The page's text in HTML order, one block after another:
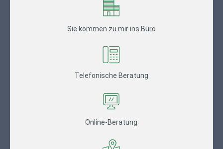
Sie kommen zu mir ins Büro
Telefonische Beratung
Online-Beratung